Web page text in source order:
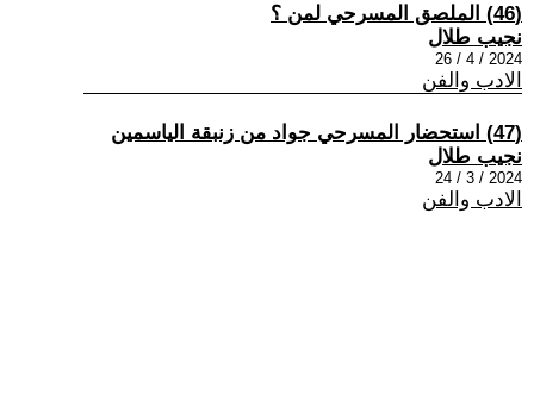
(46) الملصق المسرحي لمن ؟
نجيب طلال
2024 / 4 / 26
الادب والفن
(47) استحضار المسرحي جواد من زنبقة الياسمين
نجيب طلال
2024 / 3 / 24
الادب والفن